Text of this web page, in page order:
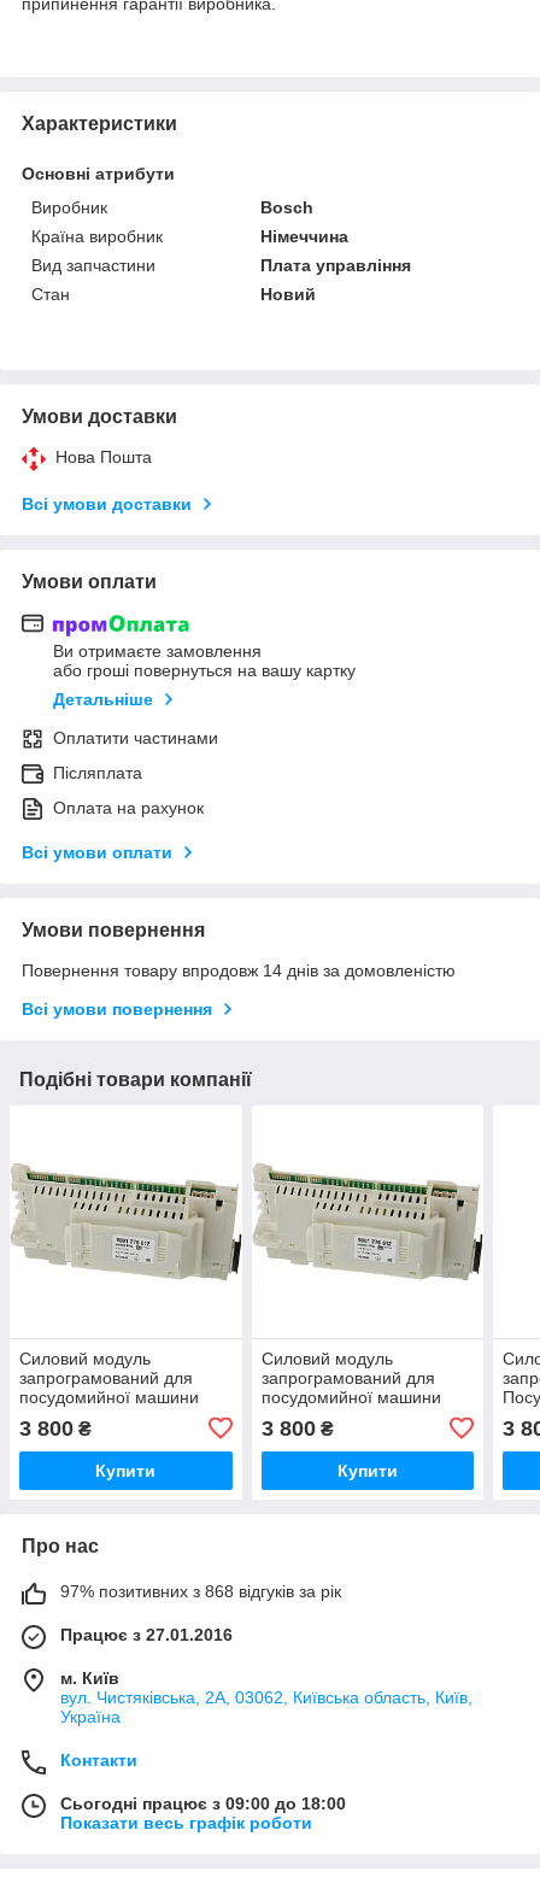
Характеристики
Основні атрибути
Виробник
Bosch
Країна виробник
Німеччина
Вид запчастини
Плата управління
Стан
Новий
Умови доставки
Нова Пошта
Всі умови доставки
Умови оплати
Ви отримаєте замовлення
або гроші повернуться на вашу картку
Детальніше
Оплатити частинами
Післяплата
Оплата на рахунок
Всі умови оплати
Умови повернення
Повернення товару впродовж 14 днів за домовленістю
Всі умови повернення
Подібні товари компанії
Силовий модуль
запрограмований для
посудомийної машини
3 800 ₴
Купити
Силовий модуль
запрограмований для
посудомийної машини
3 800₴
Купити
3
Про нас
97% позитивних з 868 відгуків за рік
Працює з 27.01.2016
м. Київ
вул. Чистяківська, 2А, 03062, Київська область, Київ,
Україна
Контакти
Сьогодні працює з 09:00 до 18:00
Показати весь графік роботи